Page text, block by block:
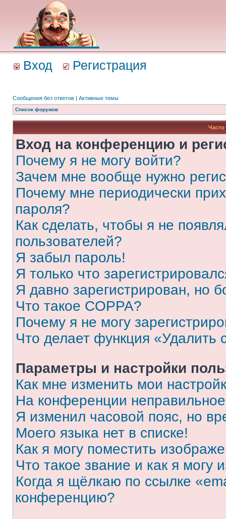
Вход Регистрация
Сообщения без ответов | Активные темы
Список форумов
Вход на конференцию и
Почему я не могу войти?
Зачем мне вообще нужно
Почему мне периодически
пароля?
Как сделать, чтобы я не
пользователей?
Я забыл пароль!
Я только что
Я давно зарегистрирован, но
Что такое COPPA?
Почему я не могу
Что делает функция «Удалить
Параметры и настройки
Как мне изменить мои
На конференции
Я изменил часовой пояс, но
Моего языка нет в списке!
Как я могу поместить
Что такое звание и как я могу
Когда я щёлкаю по ссылке
конференцию?